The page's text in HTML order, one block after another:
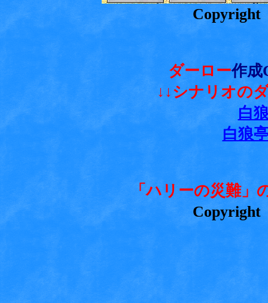
Copyright
ダーロー作成
↓↓シナリオの
白
白狼
「ハリーの災難」
Copyright